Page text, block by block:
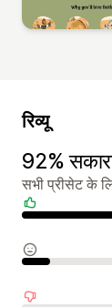
रिव्यू
92%
सभी प्रीसेट के
सकारात्मक रिव्यू
न्यूट्रल रिव्यू